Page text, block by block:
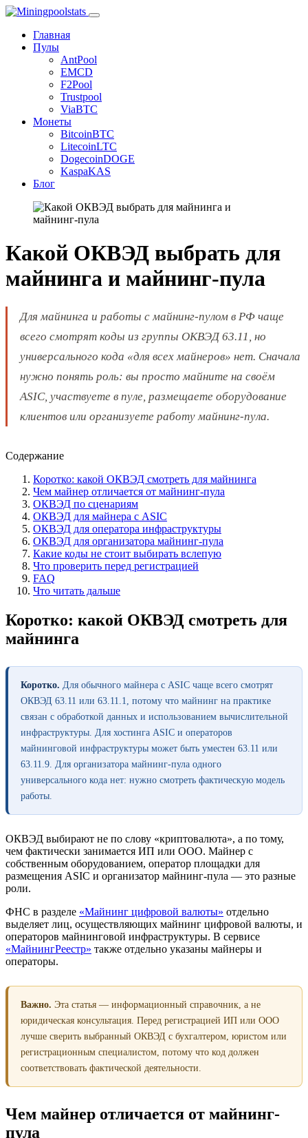
Главная
Пулы
AntPool
EMCD
F2Pool
Trustpool
ViaBTC
Монеты
BitcoinBTC
LitecoinLTC
DogecoinDOGE
KaspaKAS
Блог
Какой ОКВЭД выбрать для
майнинга и майнинг-пула
Для майнинга и работы с майнинг-пулом в РФ чаще
всего смотрят коды из группы ОКВЭД 63.11, но
универсального кода «для всех майнеров» нет. Сначала
нужно понять роль: вы просто майните на своём
ASIC, участвуете в пуле, размещаете оборудование
клиентов или организуете работу майнинг-пула.
Содержание
Коротко: какой ОКВЭД смотреть для майнинга
Чем майнер отличается от майнинг-пула
ОКВЭД по сценариям
ОКВЭД для майнера с ASIC
ОКВЭД для оператора инфраструктуры
ОКВЭД для организатора майнинг-пула
Какие коды не стоит выбирать вслепую
Что проверить перед регистрацией
FAQ
Что читать дальше
Коротко: какой ОКВЭД смотреть для
майнинга
Коротко. Для обычного майнера с ASIC чаще всего смотрят
ОКВЭД 63.11 или 63.11.1, потому что майнинг на практике
связан с обработкой данных и использованием вычислительной
инфраструктуры. Для хостинга ASIC и операторов
майнинговой инфраструктуры может быть уместен 63.11 или
63.11.9. Для организатора майнинг-пула одного
универсального кода нет: нужно смотреть фактическую модель
работы.
ОКВЭД выбирают не по слову «криптовалюта», а по тому,
чем фактически занимается ИП или ООО. Майнер с
собственным оборудованием, оператор площадки для
размещения ASIC и организатор майнинг-пула — это разные
роли.
ФНС в разделе «Майнинг цифровой валюты» отдельно
выделяет лиц, осуществляющих майнинг цифровой валюты, и
операторов майнинговой инфраструктуры. В сервисе
«МайнингРеестр» также отдельно указаны майнеры и
операторы.
Важно. Эта статья — информационный справочник, а не
юридическая консультация. Перед регистрацией ИП или ООО
лучше сверить выбранный ОКВЭД с бухгалтером, юристом или
регистрационным специалистом, потому что код должен
соответствовать фактической деятельности.
Чем майнер отличается от майнинг-
пула